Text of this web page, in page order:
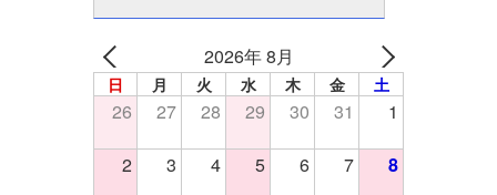
2026年 8月
日 月 火 水 木 金 土
26 27 28 29 30 31 1
2 3 4 5 6 7 8